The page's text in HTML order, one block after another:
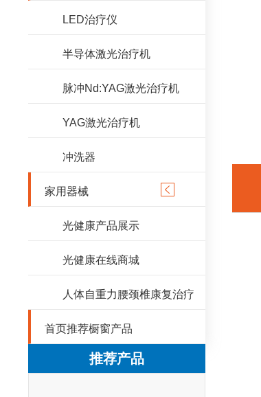
LED治疗仪
半导体激光治疗机
脉冲Nd:YAG激光治疗机
YAG激光治疗机
冲洗器
家用器械 
光健康产品展示
光健康在线商城
人体自重力腰颈椎康复治疗
首页推荐橱窗产品
推荐产品